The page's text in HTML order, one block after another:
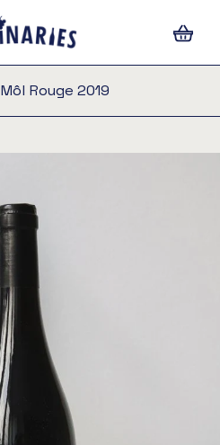
Môl Rouge 2019